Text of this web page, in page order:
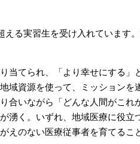
る実習生を受け入れています
当てられ、「より幸せにする」
域資源を使って、ミッションを
合いながら「どんな人間がこれ
湧く。いずれ、地域医療に役立
えのない医療従事者を育てるこ